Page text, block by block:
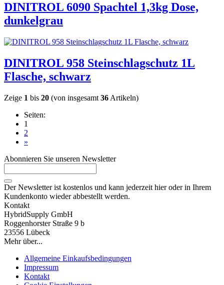
DINITROL 6090 Spachtel 1,3kg Dose,
dunkelgrau
DINITROL 958 Steinschlagschutz 1L
Flasche, schwarz
Zeige 1 bis 20 (von insgesamt 36 Artikeln)
Seiten:
1
2
»
Abonnieren Sie unseren Newsletter
Der Newsletter ist kostenlos und kann jederzeit hier oder in Ihrem
Kundenkonto wieder abbestellt werden.
Kontakt
HybridSupply GmbH
Roggenhorster Straße 9 b
23556 Lübeck
Mehr über...
Allgemeine Einkaufsbedingungen
Impressum
Kontakt